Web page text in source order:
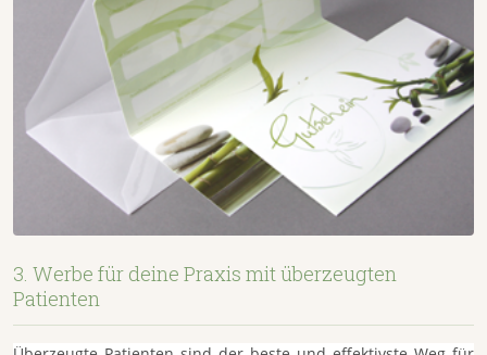
3. Werbe für deine Praxis mit überzeugten
Patienten